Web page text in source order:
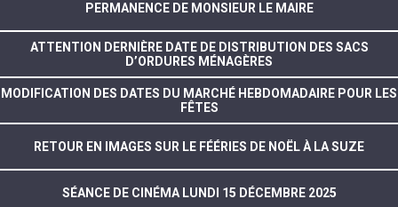
PERMANENCE DE MONSIEUR LE MAIRE
ATTENTION DERNIÈRE DATE DE DISTRIBUTION DES SACS
D’ORDURES MÉNAGÈRES
MODIFICATION DES DATES DU MARCHÉ HEBDOMADAIRE POUR LES
FÊTES
RETOUR EN IMAGES SUR LE FÉÉRIES DE NOËL À LA SUZE
SÉANCE DE CINÉMA LUNDI 15 DÉCEMBRE 2025